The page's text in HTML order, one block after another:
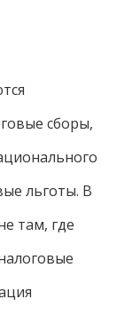
сборы,
льготы. В
там, где